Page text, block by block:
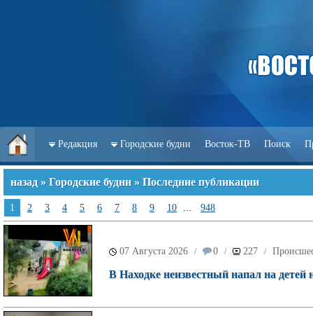
Редакция Городские будни Восток-ТВ Поиск
назад » Городские будни » Последние публикации
1 2 3 4 5 6 7 8 9 10 ... 948
07 Августа 2026 / 0 / 227 /
В Находке неизвестный напал на детей